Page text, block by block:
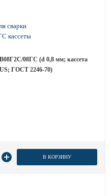
08ГС (d 0,8 мм; кассета
ГОСТ 2246-70)
В КОРЗИНУ